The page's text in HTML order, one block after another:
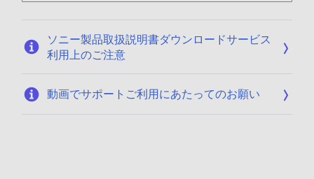
ソニー製品取扱説明書ダウンロードサービス
利用上のご注意
動画でサポートご利用にあたってのお願い